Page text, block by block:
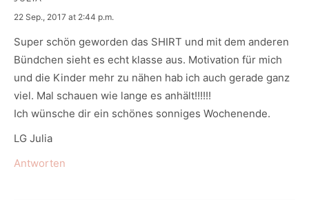
says:
22 Sep., 2017 at 2:44 p.m.
Super schön geworden das SHIRT und mit dem anderen
Bündchen sieht es echt klasse aus. Motivation für mich
und die Kinder mehr zu nähen hab ich auch gerade ganz
viel. Mal schauen wie lange es anhält!!!!!!
Ich wünsche dir ein schönes sonniges Wochenende.
LG Julia
Antworten